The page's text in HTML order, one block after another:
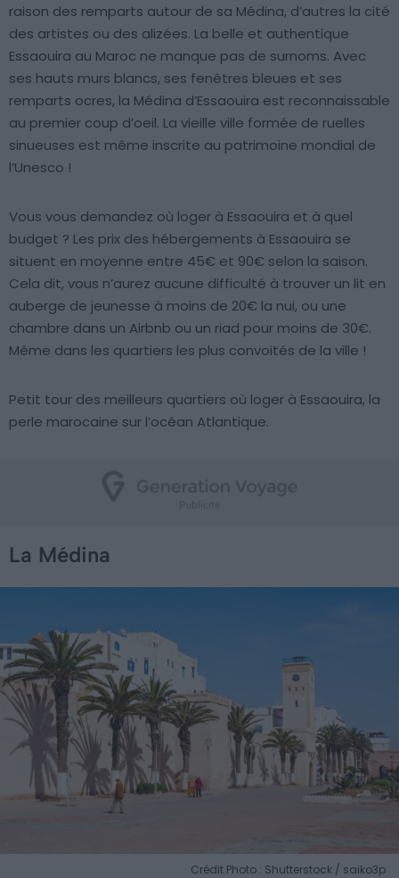
raison des remparts autour de sa Médina, d’autres la cité
des artistes ou des alizées. La belle et authentique
Essaouira au Maroc ne manque pas de surnoms. Avec
ses hauts murs blancs, ses fenêtres bleues et ses
remparts ocres, la Médina d’Essaouira est reconnaissable
au premier coup d’oeil. La vieille ville formée de ruelles
sinueuses est même inscrite au patrimoine mondial de
l’Unesco !
Vous vous demandez où loger à Essaouira et à quel
budget ? Les prix des hébergements à Essaouira se
situent en moyenne entre 45€ et 90€ selon la saison.
Cela dit, vous n’aurez aucune difficulté à trouver un lit en
auberge de jeunesse à moins de 20€ la nui, ou une
chambre dans un Airbnb ou un riad pour moins de 30€.
Même dans les quartiers les plus convoités de la ville !
Petit tour des meilleurs quartiers où loger à Essaouira, la
perle marocaine sur l’océan Atlantique.
La Médina
Crédit Photo : Shutterstock / saiko3p